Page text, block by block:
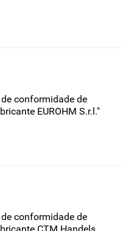
conformidade de
EUROHM S.r.l."
conformidade de